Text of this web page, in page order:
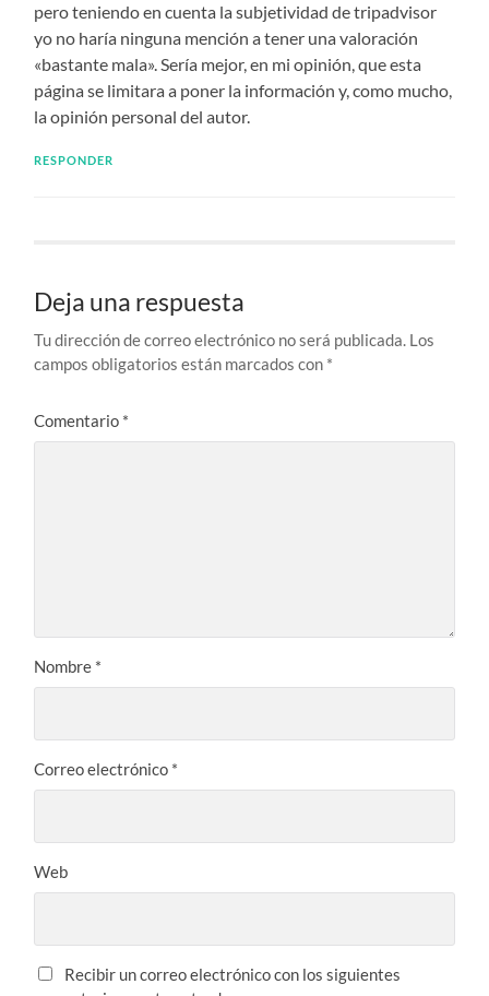
pero teniendo en cuenta la subjetividad de tripadvisor
yo no haría ninguna mención a tener una valoración
«bastante mala». Sería mejor, en mi opinión, que esta
página se limitara a poner la información y, como mucho,
la opinión personal del autor.
RESPONDER
Deja una respuesta
Tu dirección de correo electrónico no será publicada. Los
campos obligatorios están marcados con *
Comentario *
Nombre *
Correo electrónico *
Web
Recibir un correo electrónico con los siguientes